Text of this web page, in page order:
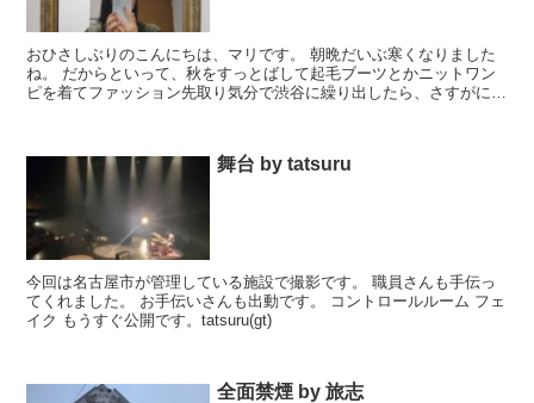
おひさしぶりのこんにちは、マリです。 朝晩だいぶ寒くなりました
ね。 だからといって、秋をすっとばして起毛ブーツとかニットワン
ピを着てファッション先取り気分で渋谷に繰り出したら、さすがに早
舞台 by tatsuru
今回は名古屋市が管理している施設で撮影です。 職員さんも手伝っ
てくれました。 お手伝いさんも出動です。 コントロールルーム フェ
イク もうすぐ公開です。tatsuru(gt)
全面禁煙 by 旅志